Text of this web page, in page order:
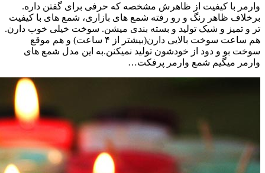
وارمر با کیفیت از ظاهرش مشخصه که حرفی برای گفتن داره.
برخلاف ظاهر رنگ و رو رفته شمع های بازاری، شمع های با کیفیت
تر و تمیز و شیک تولید و بسته بندی میشن. سوخت خیلی خوب دارن.
هم ساعت سوخت بالایی دارن(بیشتر از ۴ ساعت) و هم موقع
سوخت بو و دود از خودشون تولید نمیکنن.به این مدل شمع های
وارمر میگیم شمع وارمر پرفکت…